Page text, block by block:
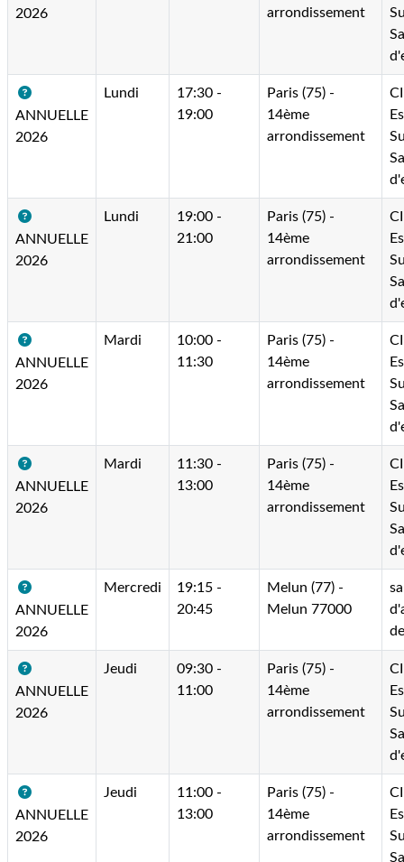
2026
arrondissement
ANNUELLE
2026
Lundi
17:30 -
19:00
Paris (75) -
14ème
arrondissement
ANNUELLE
2026
Lundi
19:00 -
21:00
Paris (75) -
14ème
arrondissement
ANNUELLE
2026
Mardi
10:00 -
11:30
Paris (75) -
14ème
arrondissement
ANNUELLE
2026
Mardi
11:30 -
13:00
Paris (75) -
14ème
arrondissement
ANNUELLE
2026
Mercredi
19:15 -
20:45
Melun (77) -
Melun 77000
ANNUELLE
2026
Jeudi
09:30 -
11:00
Paris (75) -
14ème
arrondissement
ANNUELLE
2026
Jeudi
11:00 -
13:00
Paris (75) -
14ème
arrondissement